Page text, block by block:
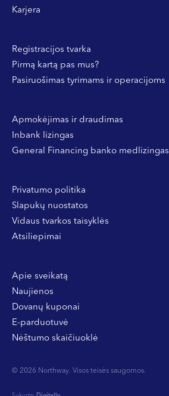
Karjera
Registracijos tvarka
Pirmą kartą pas mus?
Pasiruošimas tyrimams ir operacijoms
Apmokėjimas ir draudimas
Inbank lizingas
General Financing banko medlizingas
Privatumo politika
Slapukų nuostatos
Vidaus tvarkos taisyklės
Atsiliepimai
Apie sveikatą
Naujienos
Dovanų kuponai
E-parduotuvė
Nėštumo skaičiuoklė
© 2026 Northway. Visos teisės saugomos.